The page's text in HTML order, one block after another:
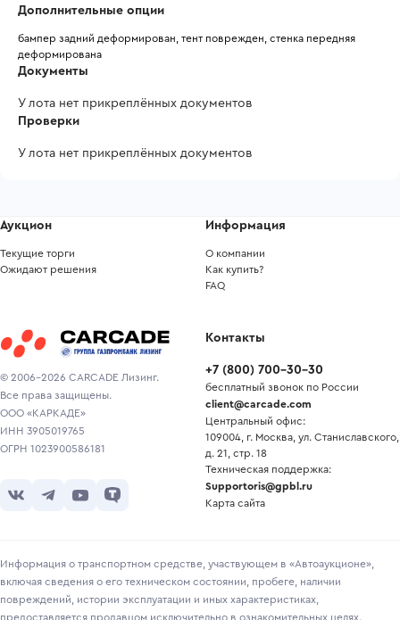
Дополнительные опции
бампер задний деформирован, тент поврежден, стенка передняя
деформирована
Документы
У лота нет прикреплённых документов
Проверки
У лота нет прикреплённых документов
© 2006-2026 CARCADE Лизинг.
Все права защищены.
ООО «КАРКАДЕ»
ИНН 3905019765
ОГРН 1023900586181
Аукцион
Текущие торги
Ожидают решения
Информация
О компании
Как купить?
FAQ
Контакты
+7 (800) 700-30-30
бесплатный звонок по России
client@carcade.com
Центральный офис:
109004, г. Москва, ул. Станиславского,
д. 21, стр. 18
Техническая поддержка:
Supportoris@gpbl.ru
Карта сайта
Информация о транспортном средстве, участвующем в «Автоаукционе»,
включая сведения о его техническом состоянии, пробеге, наличии
повреждений, истории эксплуатации и иных характеристиках,
предоставляется продавцом исключительно в ознакомительных целях.